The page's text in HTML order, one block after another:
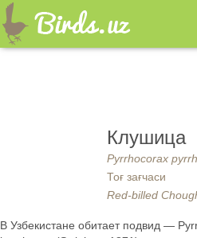
Клушица
Pyrrhocorax
Тоғ зағчаси
Red-billed
В Узбекистане обитает подвид —